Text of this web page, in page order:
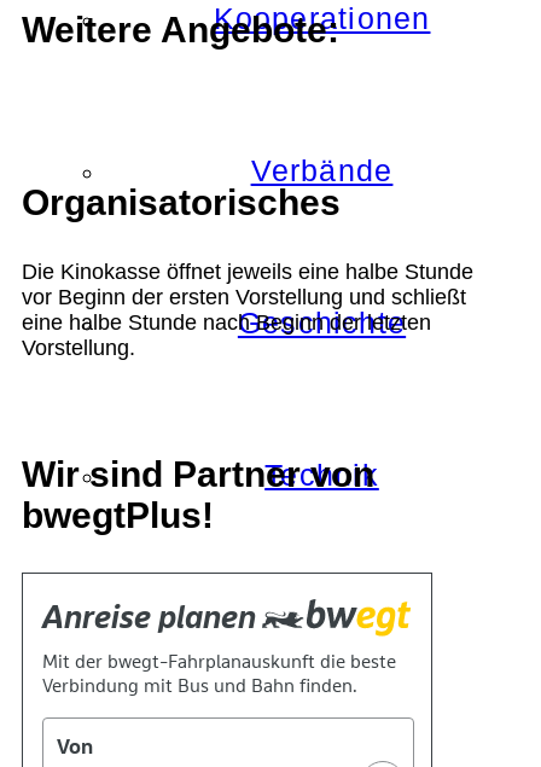
Kooperationen
Verbände
Geschichte
Technik
Standort
Weitere Angebote:
Organisatorisches
Die Kinokasse öffnet jeweils eine halbe Stunde
vor Beginn der ersten Vorstellung und schließt
eine halbe Stunde nach Beginn der letzten
Vorstellung.
Wir sind Partner von
bwegtPlus!